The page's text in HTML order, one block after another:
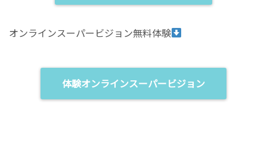
オンラインスーパービジョン無料体験
体験オンラインスーパービジョン